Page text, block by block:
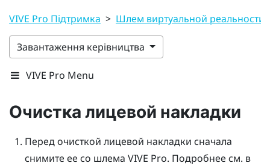
VIVE Pro Підтримка > Шлем виртуальной
Завантаження керівництва
VIVE Pro Menu
Очистка лицевой накладки
Перед очисткой лицевой накладки сначала
снимите ее со шлема VIVE Pro. Подробнее см. в